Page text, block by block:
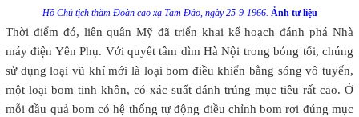
Hồ Chủ tịch thăm Đoàn cao xạ Tam Đảo, ngày 25-9-1966. Ảnh tư liệu
Thời điểm đó, liên quân Mỹ đã triển khai kế hoạch đánh phá Nhà
máy điện Yên Phụ. Với quyết tâm dìm Hà Nội trong bóng tối, chúng
sử dụng loại vũ khí mới là loại bom điều khiển bằng sóng vô tuyến,
một loại bom tinh khôn, có xác suất đánh trúng mục tiêu rất cao. Ở
mỗi đầu quả bom có hệ thống tự động điều chỉnh bom rơi đúng mục